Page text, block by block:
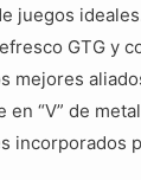
GTG y
“V” de
incorporados